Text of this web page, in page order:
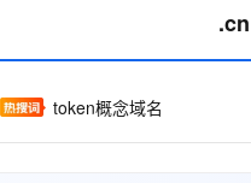
.cn
token概念域名
大模型 大模型
5.2：长任务时代开源旗舰模型
OPC 创新助力计划
成长
中国